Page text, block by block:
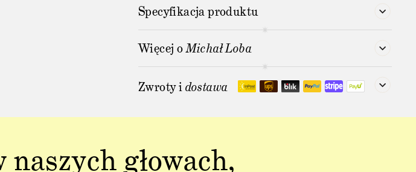
Specyfikacja produktu
Więcej oMichał Loba
Zwroty idostawa
głowach,